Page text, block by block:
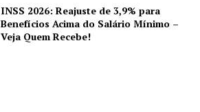
INSS 2026: Reajuste de 3,9% para
Benefícios Acima do Salário Mínimo –
Veja Quem Recebe!